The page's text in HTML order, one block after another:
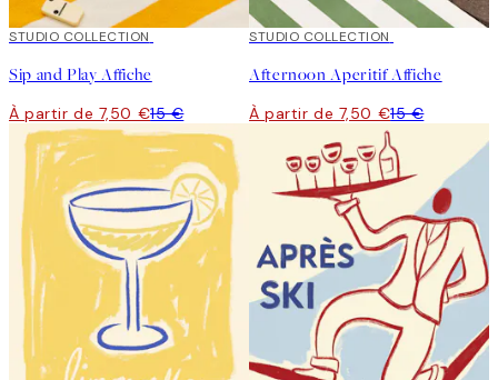
50%*
STUDIO COLLECTION
Sip and Play Affiche
À partir de 7,50 €15 €
50%*
STUDIO COLLECTION
Afternoon Aperitif Affiche
À partir de 7,50 €15 €